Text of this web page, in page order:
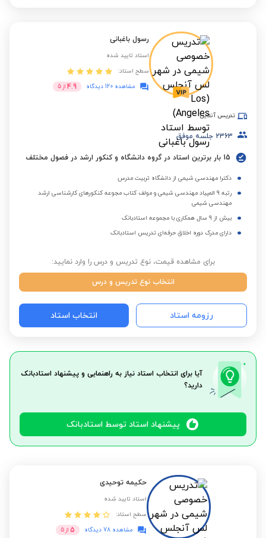
رسول باغبانی
استاد تایید شده
سطح استاد:
مشاهده 120 دیدگاه
4.9 از 5
تدریس آنلاین
2363 جلسه موفق
15 بار برترین استاد در گروه دانشگاه و کنکور ارشد در فصول مختلف
دکترا مهندسی شیمی از دانشگاه تربیت مدرس
رتبه 9 المپیاد مهندسی شیمی و مولف کتاب مجوعه کنکورهای کارشناسی ارشد
مهندسی شیمی
بیش از 9 سال همکاری با مجموعه استادبانک
دارای مدرک دوره اخلاق حرفه‌ای تدریس استادبانک
برای مشاهده قیمت، نوع تدریس و درس را وارد نمایید:
انتخاب نوع تدریس و درس
رزومه استاد انتخاب استاد
آیا برای انتخاب استاد نیاز به راهنمایی و پیشنهاد استادبانک
دارید؟
پیشنهاد استاد توسط استادبانک
حکیمه توحیدی
استاد تایید شده
سطح استاد:
مشاهده 78 دیدگاه
5 از 5